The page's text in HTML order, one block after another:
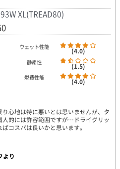
XL(TREAD80)
ウェット性能 (4.0)
静粛性 (1.5)
燃費性能 (4.0)
心地は特に悪いとは思いませんが、タ
的には許容範囲ですが…ドライグリッ
コスパは良いかと思います。
より